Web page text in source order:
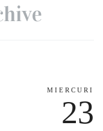
MIERCURI
23